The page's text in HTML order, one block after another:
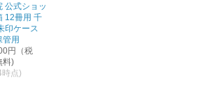
公式ショッ
12冊用 千
印ケース
管用
円（税
料)
点)